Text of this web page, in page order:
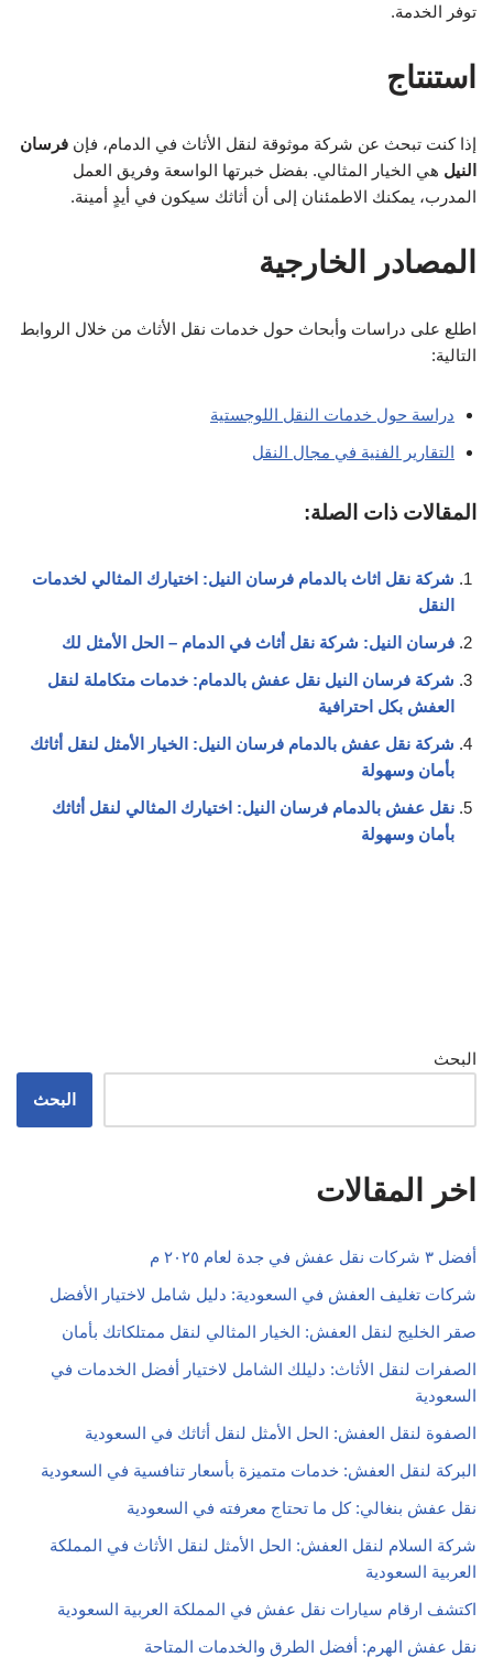
توفر الخدمة.
استنتاج
إذا كنت تبحث عن شركة موثوقة لنقل الأثاث في الدمام، فإن فرسان
النيل هي الخيار المثالي. بفضل خبرتها الواسعة وفريق العمل
المدرب، يمكنك الاطمئنان إلى أن أثاثك سيكون في أيدٍ أمينة.
المصادر الخارجية
اطلع على دراسات وأبحاث حول خدمات نقل الأثاث من خلال الروابط
التالية:
دراسة حول خدمات النقل اللوجستية
التقارير الفنية في مجال النقل
المقالات ذات الصلة:
شركة نقل اثاث بالدمام فرسان النيل: اختيارك المثالي لخدمات
النقل
فرسان النيل: شركة نقل أثاث في الدمام – الحل الأمثل لك
شركة فرسان النيل نقل عفش بالدمام: خدمات متكاملة لنقل
العفش بكل احترافية
شركة نقل عفش بالدمام فرسان النيل: الخيار الأمثل لنقل أثاثك
بأمان وسهولة
نقل عفش بالدمام فرسان النيل: اختيارك المثالي لنقل أثاثك
بأمان وسهولة
البحث
البحث
اخر المقالات
أفضل ٣ شركات نقل عفش في جدة لعام ٢٠٢٥ م
شركات تغليف العفش في السعودية: دليل شامل لاختيار الأفضل
صقر الخليج لنقل العفش: الخيار المثالي لنقل ممتلكاتك بأمان
الصفرات لنقل الأثاث: دليلك الشامل لاختيار أفضل الخدمات في
السعودية
الصفوة لنقل العفش: الحل الأمثل لنقل أثاثك في السعودية
البركة لنقل العفش: خدمات متميزة بأسعار تنافسية في السعودية
نقل عفش بنغالي: كل ما تحتاج معرفته في السعودية
شركة السلام لنقل العفش: الحل الأمثل لنقل الأثاث في المملكة
العربية السعودية
اكتشف ارقام سيارات نقل عفش في المملكة العربية السعودية
نقل عفش الهرم: أفضل الطرق والخدمات المتاحة